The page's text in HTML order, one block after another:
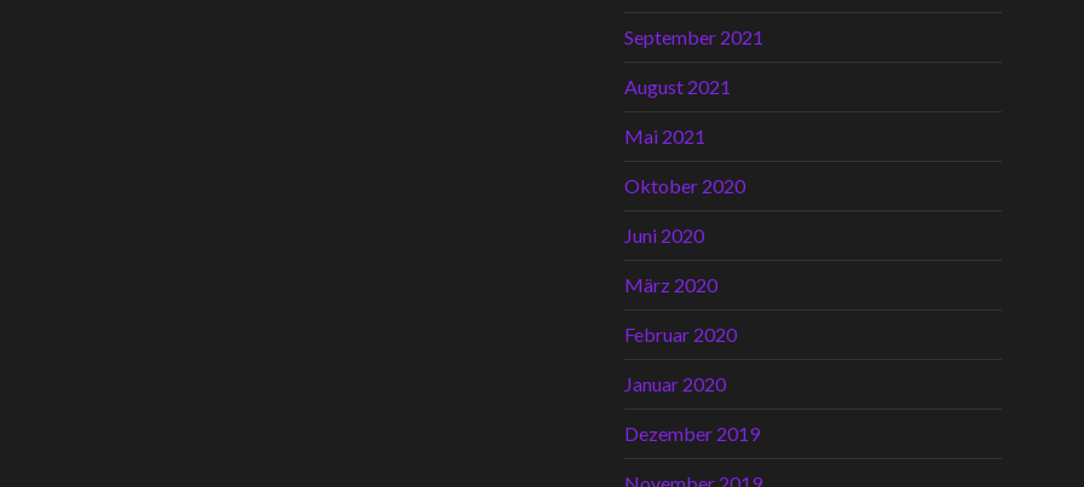
September 2021
August 2021
Mai 2021
Oktober 2020
Juni 2020
März 2020
Februar 2020
Januar 2020
Dezember 2019